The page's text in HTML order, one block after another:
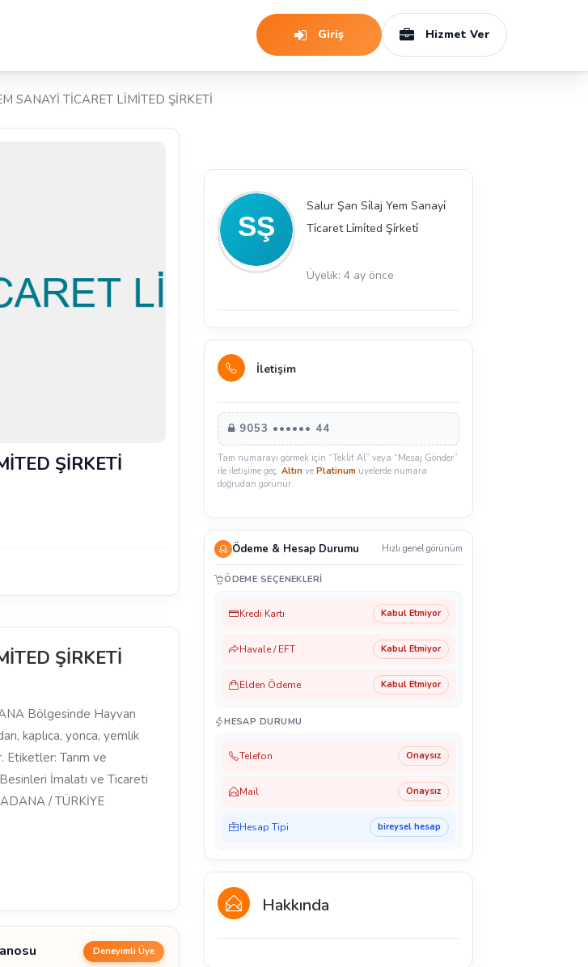
Giriş Hizmet Ver
SANAYİ TİCARET LİMİTED ŞİRKETİ
ŞİRKETİ
ŞİRKETİ
Bölgesinde Hayvan
kaplıca, yonca, yemlik
Etiketler: Tarım ve
İmalatı ve Ticareti
/ TÜRKİYE
Deneyimli Üye
Salur Şan Si̇laj Yem Sanayi̇
Ti̇caret Li̇mi̇ted Şi̇rketi̇
Üyelik: 4 ay önce
İletişim
9053 •••••• 44
Tam numarayı görmek için “Teklif Al” veya “Mesaj Gönder”
ile iletişime geç. Altınve Platinumüyelerde numara
doğrudan görünür.
Ödeme & Hesap Durumu Hızlı genel görünüm
ÖDEME SEÇENEKLERI
Kredi Kartı Kabul Etmiyor
Havale / EFT Kabul Etmiyor
Elden Ödeme Kabul Etmiyor
HESAP DURUMU
Telefon Onaysız
Mail Onaysız
Hesap Tipi bireysel hesap
Hakkında